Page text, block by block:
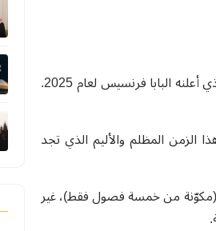
يومُ الأحد، الموافق 26 كانون الثاني، الذي تخصّصه الكنيسة هذا العام لكلمة الله، يُدخلنا في جوّ اليوبيل الذي أعلنه البابا فرنسيس لعام 2025.
المظلم والأليم الذي تجد
(مكوّنة من خمسة فصول فقط)، غير